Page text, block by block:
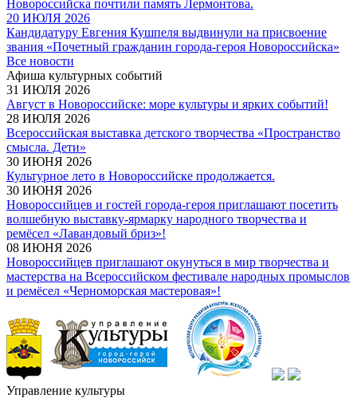
Новороссийска почтили память Лермонтова.
20 ИЮЛЯ 2026
Кандидатуру Евгения Кушпеля выдвинули на присвоение
звания «Почетный гражданин города-героя Новороссийска»
Все новости
Афиша культурных событий
31 ИЮЛЯ 2026
Август в Новороссийске: море культуры и ярких событий!
28 ИЮЛЯ 2026
Всероссийская выставка детского творчества «Пространство
смысла. Дети»
30 ИЮНЯ 2026
Культурное лето в Новороссийске продолжается.
30 ИЮНЯ 2026
Новороссийцев и гостей города-героя приглашают посетить
волшебную выставку-ярмарку народного творчества и
ремёсел «Лавандовый бриз»!
08 ИЮНЯ 2026
Новороссийцев приглашают окунуться в мир творчества и
мастерства на Всероссийском фестивале народных промыслов
и ремёсел «Черноморская мастеровая»!
Управление культуры